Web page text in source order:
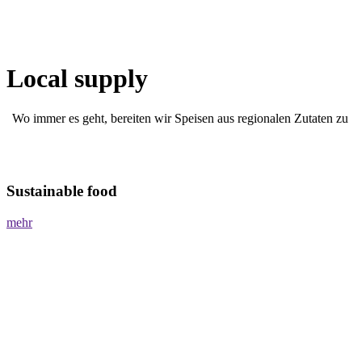
Local supply
Wo immer es geht, bereiten wir Speisen aus regionalen Zutaten
Sustainable food
mehr